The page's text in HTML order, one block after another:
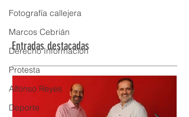
Fotografía callejera
Marcos Cebrián
Derecho Información
Protesta
Alfonso Reyes
Deporte
Entradas destacadas